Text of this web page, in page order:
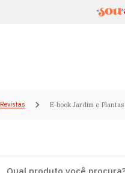
Revistas E-book Jardim e Plantas